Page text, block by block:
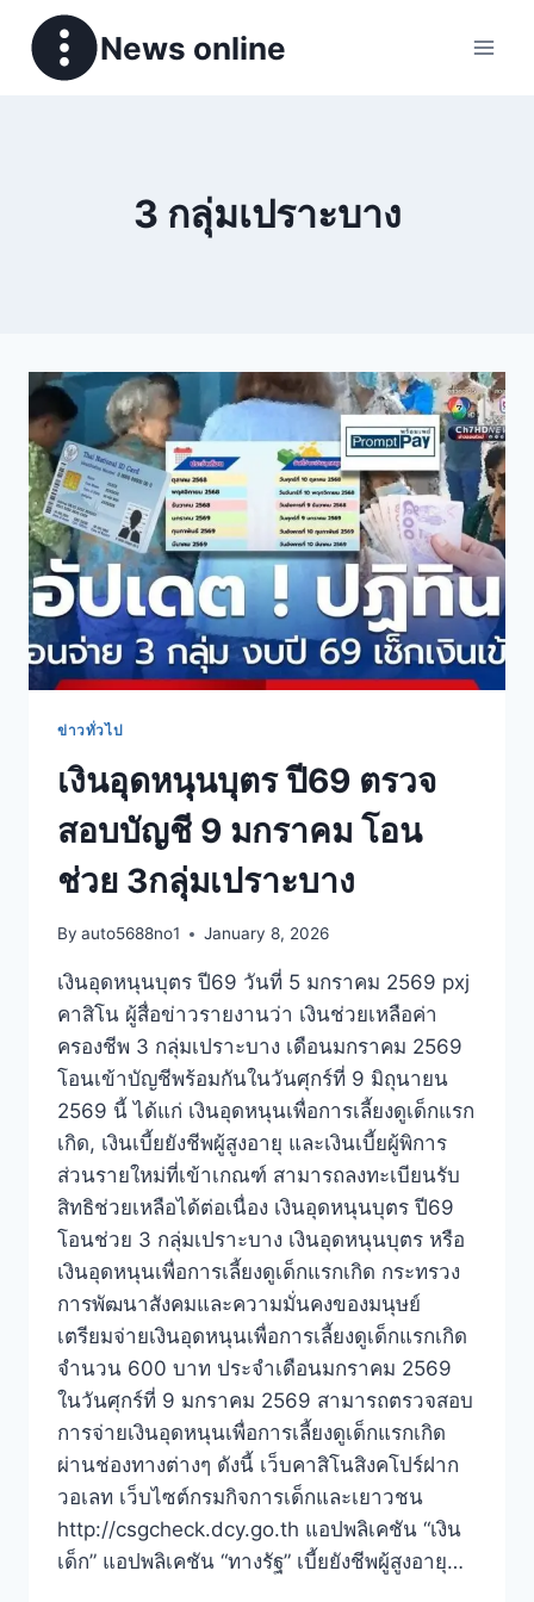
News online
3 กลุ่มเปราะบาง
ข่าวทั่วไป
เงินอุดหนุนบุตร ปี69 ตรวจ
สอบบัญชี 9 มกราคม โอน
ช่วย 3กลุ่มเปราะบาง
By auto5688no1 January 8, 2026
เงินอุดหนุนบุตร ปี69 วันที่ 5 มกราคม 2569 pxj
คาสิโน ผู้สื่อข่าวรายงานว่า เงินช่วยเหลือค่า
ครองชีพ 3 กลุ่มเปราะบาง เดือนมกราคม 2569
โอนเข้าบัญชีพร้อมกันในวันศุกร์ที่ 9 มิถุนายน
2569 นี้ ได้แก่ เงินอุดหนุนเพื่อการเลี้ยงดูเด็กแรก
เกิด, เงินเบี้ยยังชีพผู้สูงอายุ และเงินเบี้ยผู้พิการ
ส่วนรายใหม่ที่เข้าเกณฑ์ สามารถลงทะเบียนรับ
สิทธิช่วยเหลือได้ต่อเนื่อง เงินอุดหนุนบุตร ปี69
โอนช่วย 3 กลุ่มเปราะบาง เงินอุดหนุนบุตร หรือ
เงินอุดหนุนเพื่อการเลี้ยงดูเด็กแรกเกิด กระทรวง
การพัฒนาสังคมและความมั่นคงของมนุษย์
เตรียมจ่ายเงินอุดหนุนเพื่อการเลี้ยงดูเด็กแรกเกิด
จำนวน 600 บาท ประจำเดือนมกราคม 2569
ในวันศุกร์ที่ 9 มกราคม 2569 สามารถตรวจสอบ
การจ่ายเงินอุดหนุนเพื่อการเลี้ยงดูเด็กแรกเกิด
ผ่านช่องทางต่างๆ ดังนี้ เว็บคาสิโนสิงคโปร์ฝาก
วอเลท เว็บไซต์กรมกิจการเด็กและเยาวชน
http://csgcheck.dcy.go.th แอปพลิเคชัน “เงิน
เด็ก” แอปพลิเคชัน “ทางรัฐ” เบี้ยยังชีพผู้สูงอายุ…